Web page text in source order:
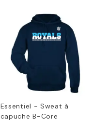
Essentiel - Sweat à
capuche B-Core